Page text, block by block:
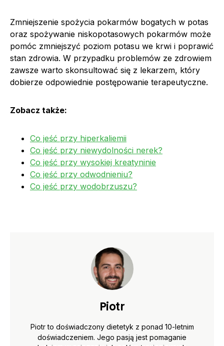
Zmniejszenie spożycia pokarmów bogatych w potas
oraz spożywanie niskopotasowych pokarmów może
pomóc zmniejszyć poziom potasu we krwi i poprawić
stan zdrowia. W przypadku problemów ze zdrowiem
zawsze warto skonsultować się z lekarzem, który
dobierze odpowiednie postępowanie terapeutyczne.
Zobacz także:
Co jeść przy hiperkaliemii
Co jeść przy niewydolności nerek?
Co jeść przy wysokiej kreatyninie
Co jeść przy odwodnieniu?
Co jeść przy wodobrzuszu?
Piotr
Piotr to doświadczony dietetyk z ponad 10-letnim
doświadczeniem. Jego pasją jest pomaganie